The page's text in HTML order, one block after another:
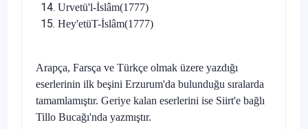
Urvetü'l-İslâm(1777)
Hey'etüT-İslâm(1777)
Arapça, Farsça ve Türkçe olmak üzere yazdığı
eserlerinin ilk beşini Erzurum'da bulunduğu sıralarda
tamamlamıştır. Geriye kalan eserlerini ise Siirt'e bağlı
Tillo Bucağı'nda yazmıştır.